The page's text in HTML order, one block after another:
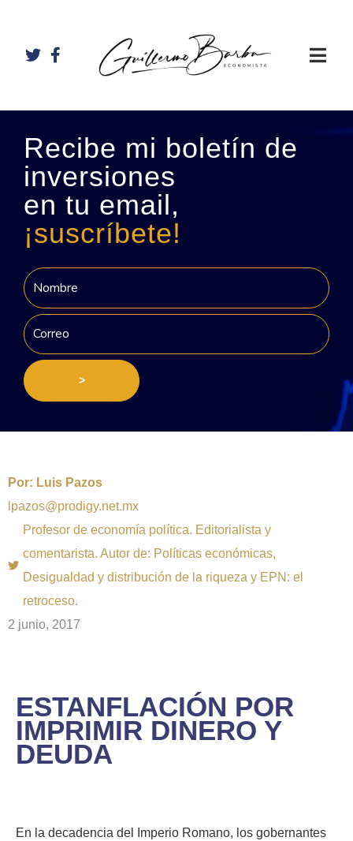
Recibe mi boletín de
inversiones
en tu email,
¡suscríbete!
>
Por: Luis Pazos
lpazos@prodigy.net.mx
Profesor de economía política. Editorialista y
comentarista. Autor de: Políticas económicas,
Desigualdad y distribución de la riqueza y EPN: el
retroceso.
2 junio, 2017
ESTANFLACIÓN POR
IMPRIMIR DINERO Y
DEUDA
En la decadencia del Imperio Romano, los gobernantes